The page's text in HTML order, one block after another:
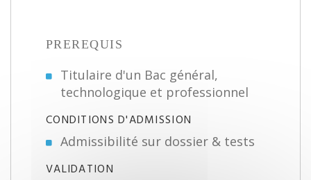
PREREQUIS
Titulaire d'un Bac général,
technologique et professionnel
CONDITIONS D'ADMISSION
Admissibilité sur dossier & tests
VALIDATION